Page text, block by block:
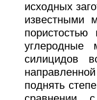
исходных
известными
углеродные
силицидов
поднять